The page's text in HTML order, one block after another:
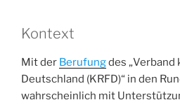
Kontext
Mit der Berufungdes
Deutschland (KRFD)“ in den
wahrscheinlich mit